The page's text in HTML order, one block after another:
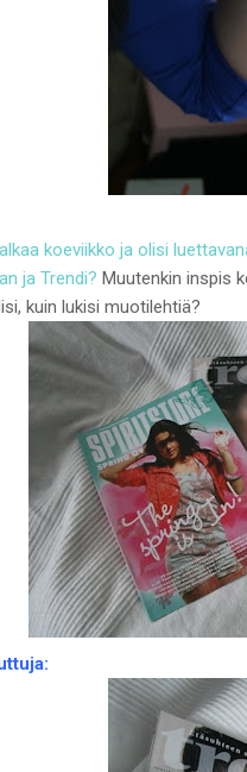
koeviikko ja olisi
ja Trendi? Muutenkin inspis
kuin lukisi muotilehtiä?